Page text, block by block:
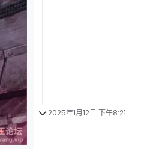
2025年1月12日 下午8:21